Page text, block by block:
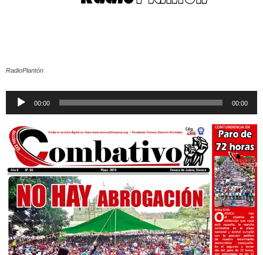
RadioPlantón
Reproductor
00:00 00:00